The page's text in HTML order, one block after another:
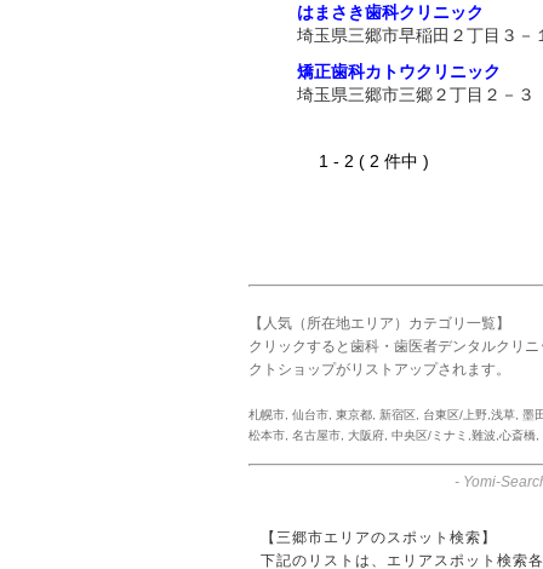
はまさき歯科クリニック
埼玉県三郷市早稲田２丁目３－
矯正歯科カトウクリニック
埼玉県三郷市三郷２丁目２－３
1 - 2 ( 2 件中 )
【人気（所在地エリア）カテゴリ一覧】
クリックすると歯科・歯医者デンタルクリ
クトショップがリストアップされます。
札幌市 仙台市 東京都 新宿区 台東区/上野,浅草 墨
松本市 名古屋市 大阪府 中央区/ミナミ,難波,心斎橋
- Yomi-
【三郷市エリアのスポット検索】
下記のリストは、エリアスポット検索